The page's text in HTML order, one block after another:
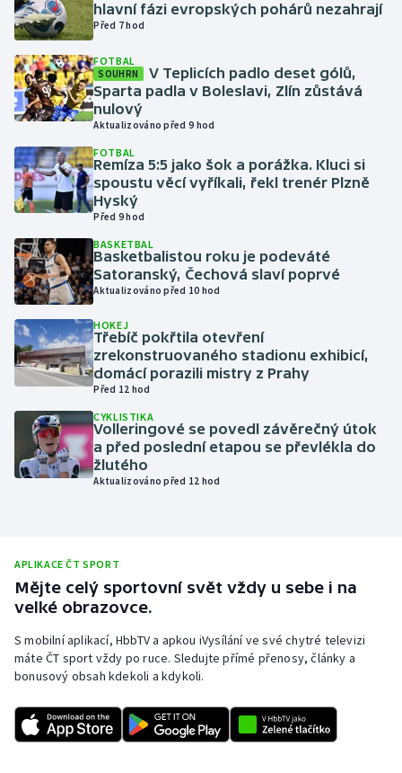
Jezdectví
Judo
Krasobruslení
Lezení
Lyže a snowboard
Moderní pětiboj
Motorsport
Olympijské hry
Parasport
Plavání
Plážový volejbal
Rychlostní kanoistika
Sportovní střelba
Stolní tenis
hlavní fázi evropských pohárů nezahrají
Před 7 hod
FOTBAL
SOUHRN
V Teplicích padlo deset gólů,
Sparta padla v Boleslavi, Zlín zůstává
nulový
Aktualizováno před 9 hod
FOTBAL
Remíza 5:5 jako šok a porážka. Kluci si
spoustu věcí vyříkali, řekl trenér Plzně
Hyský
Před 9 hod
BASKETBAL
Basketbalistou roku je podeváté
Satoranský, Čechová slaví poprvé
Aktualizováno před 10 hod
HOKEJ
Třebíč pokřtila otevření
zrekonstruovaného stadionu exhibicí,
domácí porazili mistry z Prahy
Před 12 hod
CYKLISTIKA
Volleringové se povedl závěrečný útok
a před poslední etapou se převlékla do
žlutého
Aktualizováno před 12 hod
APLIKACE ČT SPORT
Mějte celý sportovní svět vždy u sebe i na
velké obrazovce.
S mobilní aplikací, HbbTV a apkou iVysílání ve své chytré televizi
máte ČT sport vždy po ruce. Sledujte přímé přenosy, články a
bonusový obsah kdekoli a kdykoli.